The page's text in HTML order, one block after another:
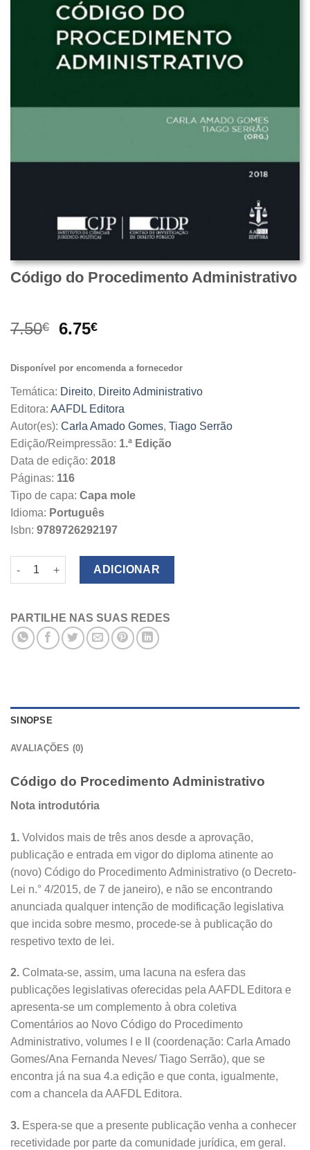
Código do Procedimento Administrativo
7.50€
O
original
era:
7.50€.
6.75€O
atual
6.75€.
Disponível por encomenda a fornecedor
Temática: Direito, Direito Administrativo
Editora: AAFDL Editora
Autor(es): Carla Amado Gomes, Tiago Serrão
Edição/Reimpressão: 1.ª Edição
Data de edição: 2018
Páginas: 116
Tipo de capa: Capa mole
Idioma: Português
Isbn: 9789726292197
Quantidade de Código do Procedimento Administrativo
ADICIONAR
PARTILHE NAS SUAS REDES
SINOPSE
AVALIAÇÕES (0)
Código do Procedimento Administrativo
Nota introdutória
1. Volvidos mais de três anos desde a aprovação,
publicação e entrada em vigor do diploma atinente ao
(novo) Código do Procedimento Administrativo (o Decreto-
Lei n.° 4/2015, de 7 de janeiro), e não se encontrando
anunciada qualquer intenção de modificação legislativa
que incida sobre mesmo, procede-se à publicação do
respetivo texto de lei.
2. Colmata-se, assim, uma lacuna na esfera das
publicações legislativas oferecidas pela AAFDL Editora e
apresenta-se um complemento à obra coletiva
Comentários ao Novo Código do Procedimento
Administrativo, volumes I e II (coordenação: Carla Amado
Gomes/Ana Fernanda Neves/ Tiago Serrão), que se
encontra já na sua 4.a edição e que conta, igualmente,
com a chancela da AAFDL Editora.
3. Espera-se que a presente publicação venha a conhecer
recetividade por parte da comunidade jurídica, em geral.